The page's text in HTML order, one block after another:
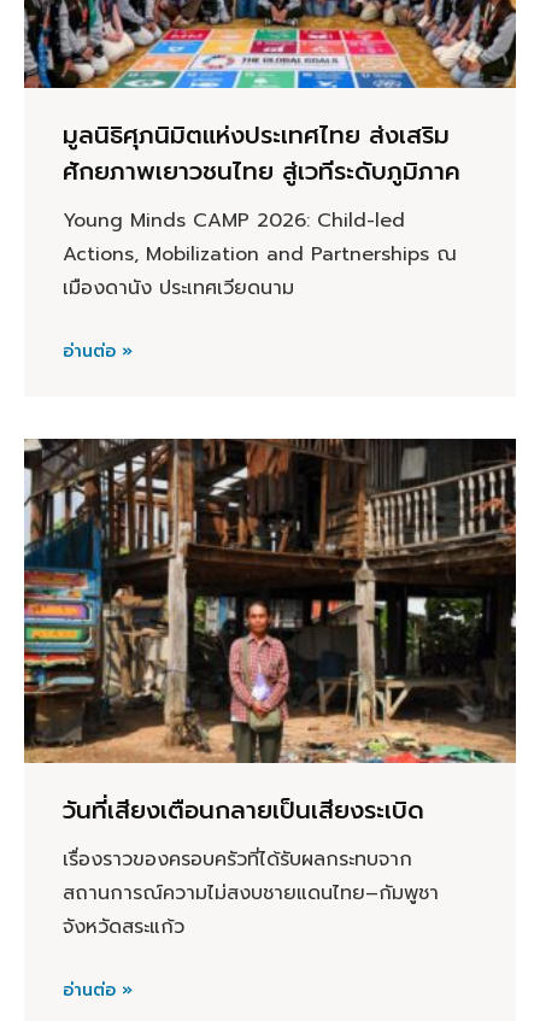
มูลนิธิศุภนิมิตแห่งประเทศไทย ส่งเสริม
ศักยภาพเยาวชนไทย สู่เวทีระดับภูมิภาค
Young Minds CAMP 2026: Child-led
Actions, Mobilization and Partnerships ณ
เมืองดานัง ประเทศเวียดนาม
อ่านต่อ »
วันที่เสียงเตือนกลายเป็นเสียงระเบิด
เรื่องราวของครอบครัวที่ได้รับผลกระทบจาก
สถานการณ์ความไม่สงบชายแดนไทย–กัมพูชา
จังหวัดสระแก้ว
อ่านต่อ »